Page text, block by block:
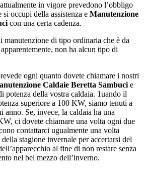
in vigore prevedono l’obbligo
occupi della assistenza e Manutenzione
con una certa cadenza.
manutenzione di tipo ordinaria che è da
non ha alcun tipo di
ogni quanto dovete chiamare i nostri
Caldaie Beretta Sambuci e
potenza della vostra caldaia. 1uando il
superiore a 100 KW, siamo tenuti a
anno. Se, invece, la caldaia ha una
ci dovete chiamare una volta ogni due
contattarci ugualmente una volta
stagione invernale per accertarsi del
al fine di non restare senza
nel bel mezzo dell’inverno.